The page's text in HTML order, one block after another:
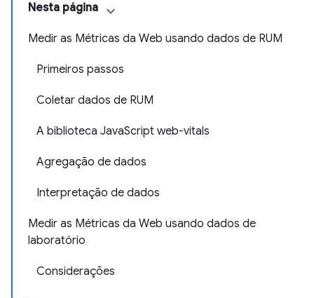
Nesta página
Medir as Métricas da Web usando dados de RUM
Primeiros passos
Coletar dados de RUM
A biblioteca JavaScript web-vitals
Agregação de dados
Interpretação de dados
Medir as Métricas da Web usando dados de
laboratório
Considerações